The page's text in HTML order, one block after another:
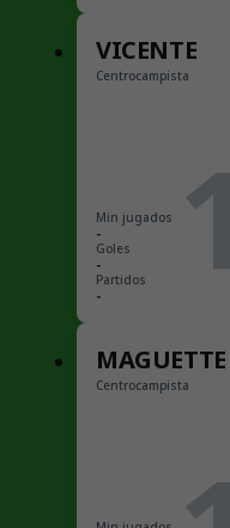
VICENTE
Centrocampista
Min jugados
-
Goles
-
Partidos
-
MAGUETTE
Centrocampista